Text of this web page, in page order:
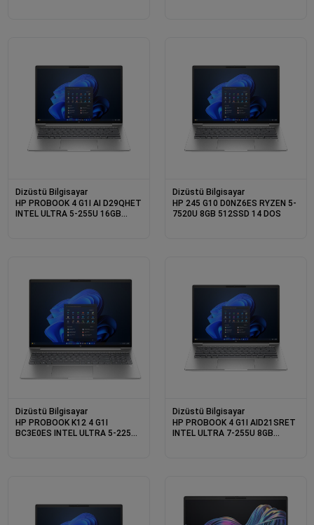
Dizüstü Bilgisayar
HP PROBOOK 4 G1I AI D29QHET
INTEL ULTRA 5-255U 16GB
Dizüstü Bilgisayar
HP 245 G10 D0NZ6ES RYZEN 5-
7520U 8GB 512SSD 14 DOS
Dizüstü Bilgisayar
HP PROBOOK K12 4 G1I
BC3E0ES INTEL ULTRA 5-225U
Dizüstü Bilgisayar
HP PROBOOK 4 G1I AID21SRET
INTEL ULTRA 7-255U 8GB